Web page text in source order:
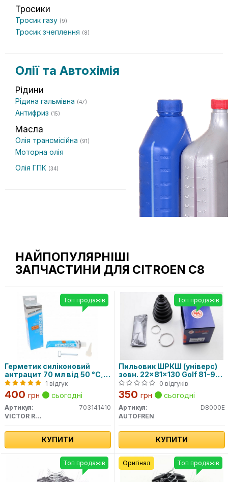
Тросики
Тросик газу (9)
Тросик зчеплення (8)
Олії та Автохімія
Рідини
Рідина гальмівна (47)
Антифриз (15)
Масла
Олія трансмісійна (91)
Моторна олія
Олія ГПК (34)
НАЙПОПУЛЯРНІШІ
ЗАПЧАСТИНИ ДЛЯ CITROEN C8
Герметик силіконовий
антрацит 70 мл від 50 °C,
до 320 °C 1 відгук
400 грн сьогодні
Артикул:
703141410
VICTOR REINZ
КУПИТИ
Топ продажів
Пильовик ШРКШ (універс)
зовн. 22x81x130 Golf 81-97,
Passat 80-88, AUDI 80 -91
0 відгуків
350 грн сьогодні
Артикул:
D8000E
AUTOFREN
КУПИТИ
Топ продажів
Топ продажів Топ продажів
Оригінал